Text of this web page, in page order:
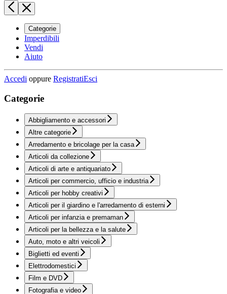
Categorie
Imperdibili
Vendi
Aiuto
Accedi oppure RegistratiEsci
Categorie
Abbigliamento e accessori
Altre categorie
Arredamento e bricolage per la casa
Articoli da collezione
Articoli di arte e antiquariato
Articoli per commercio, ufficio e industria
Articoli per hobby creativi
Articoli per il giardino e l'arredamento di esterni
Articoli per infanzia e premaman
Articoli per la bellezza e la salute
Auto, moto e altri veicoli
Biglietti ed eventi
Elettrodomestici
Film e DVD
Fotografia e video